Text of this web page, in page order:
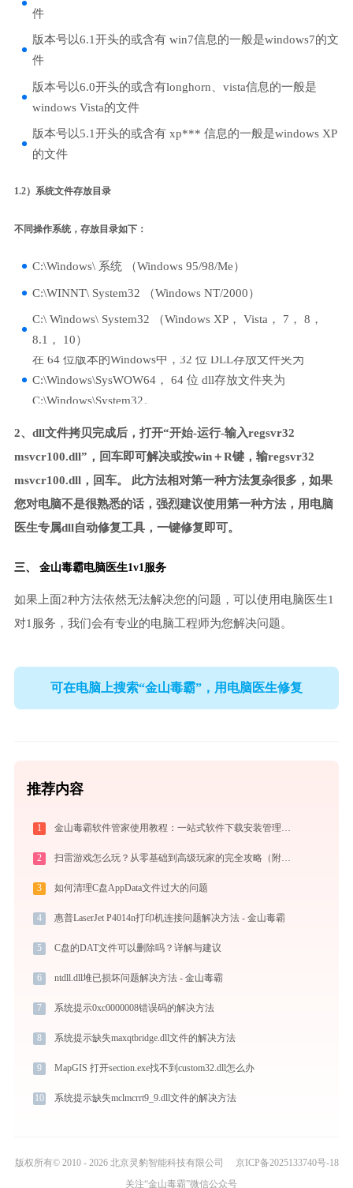
件
版本号以6.1开头的或含有 win7信息的一般是windows7的文
件
版本号以6.0开头的或含有longhorn、vista信息的一般是
windows Vista的文件
版本号以5.1开头的或含有 xp*** 信息的一般是windows XP
的文件
1.2）系统文件存放目录
不同操作系统，存放目录如下：
C:\Windows\ 系统 （Windows 95/98/Me）
C:\WINNT\ System32 （Windows NT/2000）
C:\ Windows\ System32 （Windows XP， Vista， 7， 8，
8.1， 10）
在 64 位版本的Windows中，32 位 DLL存放文件夹为
C:\Windows\SysWOW64， 64 位 dll存放文件夹为
C:\Windows\System32。
2、dll文件拷贝完成后，打开“开始-运行-输入regsvr32
msvcr100.dll”，回车即可解决或按win＋R键，输regsvr32
msvcr100.dll，回车。 此方法相对第一种方法复杂很多，如果
您对电脑不是很熟悉的话，强烈建议使用第一种方法，用电脑
医生专属dll自动修复工具，一键修复即可。
三、 金山毒霸电脑医生1v1服务
如果上面2种方法依然无法解决您的问题，可以使用电脑医生1
对1服务，我们会有专业的电脑工程师为您解决问题。
可在电脑上搜索“金山毒霸”，用电脑医生修复
推荐内容
1 金山毒霸软件管家使用教程：一站式软件下载安装管理，让电脑始终保持最佳状态
2 扫雷游戏怎么玩？从零基础到高级玩家的完全攻略（附必胜技巧）
3 如何清理C盘AppData文件过大的问题
4 惠普LaserJet P4014n打印机连接问题解决方法 - 金山毒霸
5 C盘的DAT文件可以删除吗？详解与建议
6 ntdll.dll堆已损坏问题解决方法 - 金山毒霸
7 系统提示0xc0000008错误码的解决方法
8 系统提示缺失maxqtbridge.dll文件的解决方法
9 MapGIS 打开section.exe找不到custom32.dll怎么办
10 系统提示缺失mclmcrrt9_9.dll文件的解决方法
版权所有© 2010 - 2026 北京灵豹智能科技有限公司
京ICP备2025133740号-18
关注“金山毒霸”微信公众号